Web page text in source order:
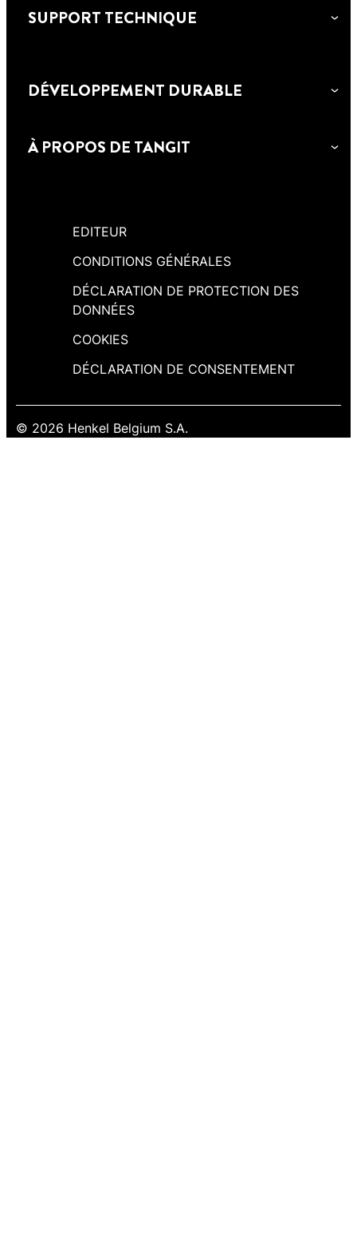
SUPPORT TECHNIQUE
DÉVELOPPEMENT DURABLE
À PROPOS DE TANGIT
EDITEUR
CONDITIONS GÉNÉRALES
DÉCLARATION DE PROTECTION DES
DONNÉES
COOKIES
DÉCLARATION DE CONSENTEMENT
© 2026 Henkel Belgium S.A.